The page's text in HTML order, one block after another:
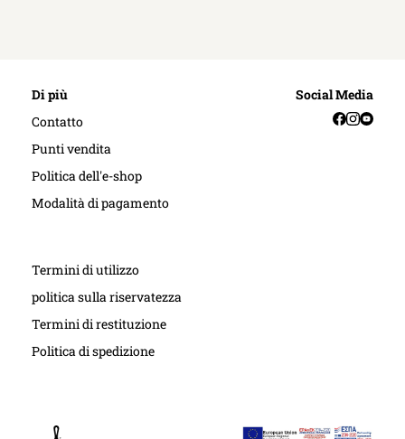
Di più
Contatto
Punti vendita
Politica dell'e-shop
Modalità di pagamento
Termini di utilizzo
politica sulla riservatezza
Termini di restituzione
Politica di spedizione
Social Media
Facebook